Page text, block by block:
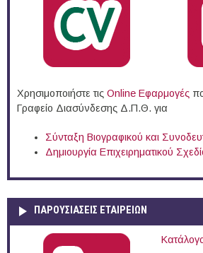
Χρησιμοποιήστε τις Online Eφαρμογές
Γραφείο Διασύνδεσης Δ.Π.Θ. για
Σύνταξη Βιογραφικού και
Δημιουργία Επιχειρηματικού
ΠΑΡΟΥΣΙΆΣΕΙΣ ΕΤΑΙΡΕΙΏΝ